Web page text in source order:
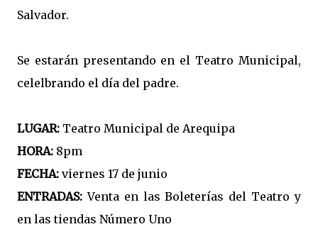
Salvador.
Se estarán presentando en el Teatro Municipal,
celelbrando el día del padre.
LUGAR: Teatro Municipal de Arequipa
HORA: 8pm
FECHA: viernes 17 de junio
ENTRADAS: Venta en las Boleterías del Teatro y
en las tiendas Número Uno